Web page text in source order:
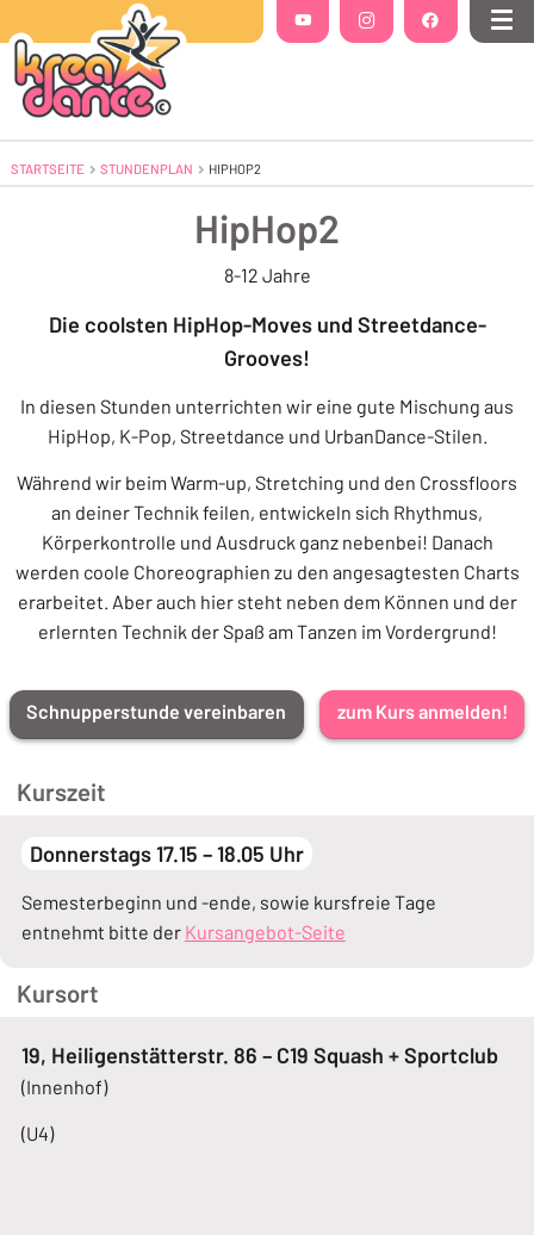
YouTube(Öffnet in einem neuen Tab oder
Instagram(Öffnet in einem neuen
Facebook(Öffnet in
STARTSEITE STUNDENPLAN AKTUELL: HIPHOP2
HIPHOP2
HipHop2
8-12 Jahre
Die coolsten HipHop-Moves und Streetdance-
Grooves!
In diesen Stunden unterrichten wir eine gute Mischung aus
HipHop, K-Pop, Streetdance und UrbanDance-Stilen.
Während wir beim Warm-up, Stretching und den Crossfloors
an deiner Technik feilen, entwickeln sich Rhythmus,
Körperkontrolle und Ausdruck ganz nebenbei! Danach
werden coole Choreographien zu den angesagtesten Charts
erarbeitet. Aber auch hier steht neben dem Können und der
erlernten Technik der Spaß am Tanzen im Vordergrund!
Schnupperstunde vereinbaren zum Kurs anmelden!
Kurszeit
Donnerstags 17.15 – 18.05 Uhr
Semesterbeginn und -ende, sowie kursfreie Tage
entnehmt bitte der Kursangebot-Seite
Kursort
19, Heiligenstätterstr. 86 – C19 Squash + Sportclub
(Innenhof)
(U4)